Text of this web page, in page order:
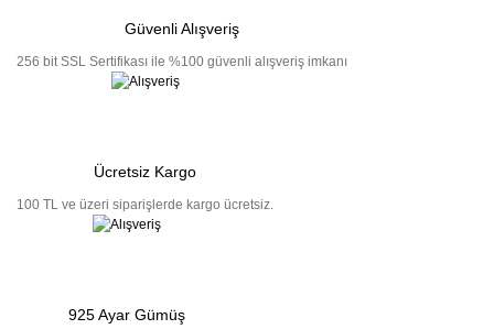
Güvenli Alışveriş
256 bit SSL Sertifikası ile %100 güvenli alışveriş imkanı
Ücretsiz Kargo
100 TL ve üzeri siparişlerde kargo ücretsiz.
925 Ayar Gümüş